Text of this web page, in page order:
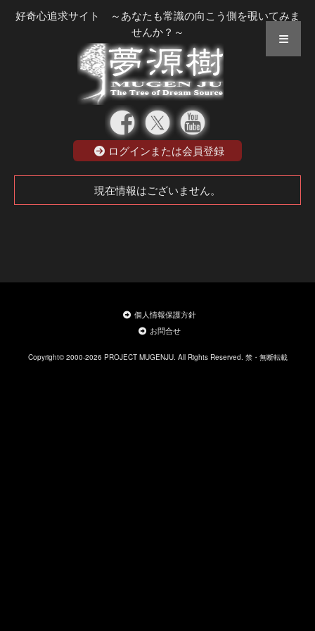
好奇心追求サイト ～あなたも常識の向こう側を覗いてみま
せんか？～
ログインまたは会員登録
現在情報はございません。
個人情報保護方針
お問合せ
Copyright© 2000-2026 PROJECT MUGENJU. All Rights Reserved. 禁・無断転載